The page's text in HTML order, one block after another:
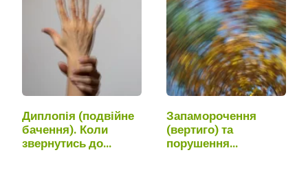
Диплопія (подвійне
бачення). Коли
звернутись до
Запаморочення
(вертиго) та
порушення